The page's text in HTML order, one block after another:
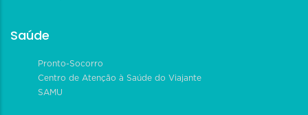
Saúde
Pronto-Socorro
Centro de Atenção à Saúde do Viajante
SAMU